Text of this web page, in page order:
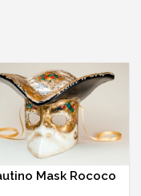
Mask Rococo